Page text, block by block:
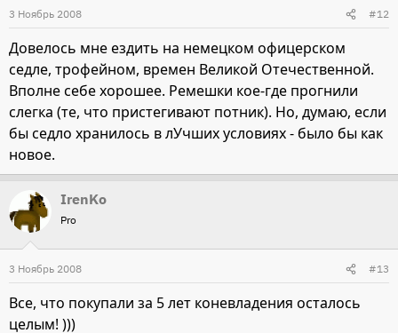
3 Ноябрь 2008 #12
Довелось мне ездить на немецком офицерском
седле, трофейном, времен Великой Отечественной.
Вполне себе хорошее. Ремешки кое-где прогнили
слегка (те, что пристегивают потник). Но, думаю, если
бы седло хранилось в лУчших условиях - было бы как
новое.
IrenKo
Pro
3 Ноябрь 2008 #13
Все, что покупали за 5 лет коневладения осталось
целым! )))